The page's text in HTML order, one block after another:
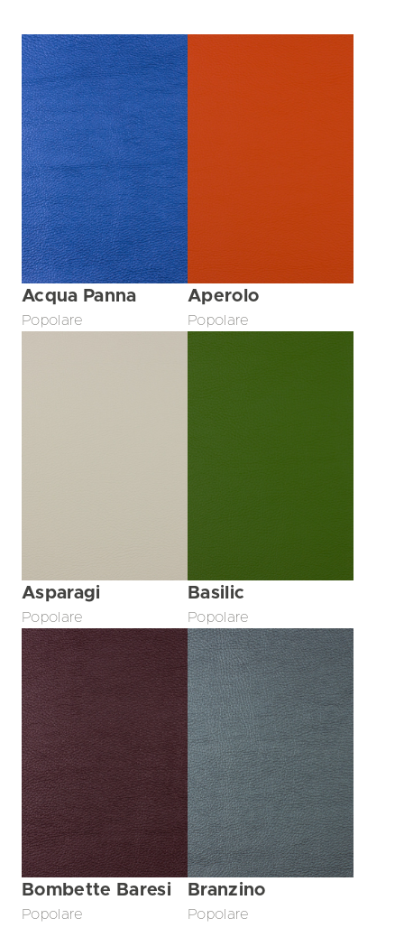
Acqua Panna
Popolare
Aperolo
Popolare
Asparagi
Popolare
Basilic
Popolare
Bombette Baresi
Popolare
Branzino
Popolare